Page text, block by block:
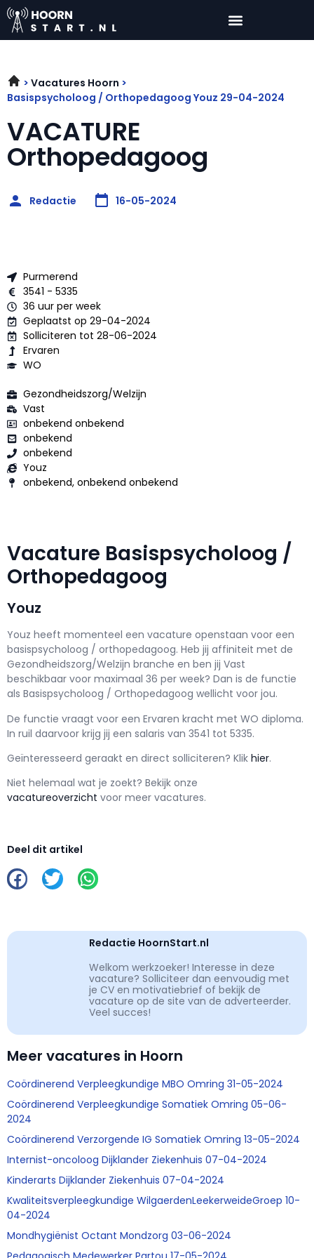
Vacatures Hoorn
Basispsycholoog / Orthopedagoog Youz 29-04-2024
VACATURE
Orthopedagoog
Redactie 16-05-2024
Purmerend
3541 - 5335
36 uur per week
Geplaatst op 29-04-2024
Solliciteren tot 28-06-2024
Ervaren
WO
Gezondheidszorg/Welzijn
Vast
onbekend onbekend
onbekend
onbekend
Youz
onbekend, onbekend onbekend
Vacature Basispsycholoog /
Orthopedagoog
Youz
Youz heeft momenteel een vacature openstaan voor een
basispsycholoog / orthopedagoog. Heb jij affiniteit met de
Gezondheidszorg/Welzijn branche en ben jij Vast
beschikbaar voor maximaal 36 per week? Dan is de functie
als Basispsycholoog / Orthopedagoog wellicht voor jou.
De functie vraagt voor een Ervaren kracht met WO diploma.
In ruil daarvoor krijg jij een salaris van 3541 tot 5335.
Geïnteresseerd geraakt en direct solliciteren? Klik hier.
Niet helemaal wat je zoekt? Bekijk onze
vacatureoverzicht voor meer vacatures.
Deel dit artikel
Redactie HoornStart.nl
Welkom werkzoeker! Interesse in deze
vacature? Solliciteer dan eenvoudig met
je CV en motivatiebrief of bekijk de
vacature op de site van de adverteerder.
Veel succes!
Meer vacatures in Hoorn
Coördinerend Verpleegkundige MBO Omring 31-05-2024
Coördinerend Verpleegkundige Somatiek Omring 05-06-
2024
Coördinerend Verzorgende IG Somatiek Omring 13-05-2024
Internist-oncoloog Dijklander Ziekenhuis 07-04-2024
Kinderarts Dijklander Ziekenhuis 07-04-2024
Kwaliteitsverpleegkundige WilgaerdenLeekerweideGroep 10-
04-2024
Mondhygiënist Octant Mondzorg 03-06-2024